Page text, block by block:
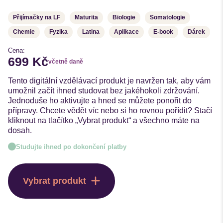
Přijímačky na LF Maturita Biologie Somatologie
Chemie Fyzika Latina Aplikace E-book Dárek
Cena:
699 Kčvčetně daně
Tento digitální vzdělávací produkt je navržen tak, aby vám
umožnil začít ihned studovat bez jakéhokoli zdržování.
Jednoduše ho aktivujte a hned se můžete ponořit do
přípravy. Chcete vědět víc nebo si ho rovnou pořídit? Stačí
kliknout na tlačítko „Vybrat produkt“ a všechno máte na
dosah.
Studujte ihned po dokončení platby
Vybrat produkt